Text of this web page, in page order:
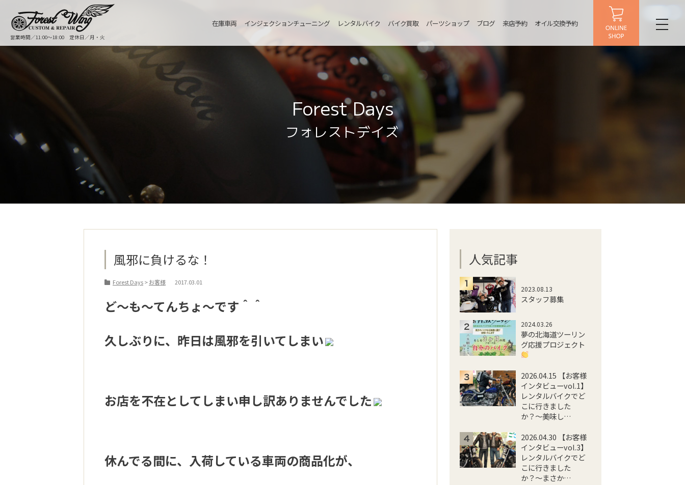
営業時間／11:00〜18:00 定休日／月・火
在庫車両 インジェクションチューニング レンタルバイク バイク買取 パーツショップ ブログ 来店予約 オイル交換予約
Forest Days
フォレストデイズ
風邪に負けるな！
Forest Days>お客様 2017.03.01
ど～も～てんちょ～です＾＾
久しぶりに、昨日は風邪を引いてしまい
お店を不在としてしまい申し訳ありませんでした
休んでる間に、入荷している車両の商品化が、
人気記事
2023.08.13
スタッフ募集
2024.03.26
夢の北海道ツーリン
グ応援プロジェクト
2026.04.15 【お客様
インタビューvol.1】
レンタルバイクでど
こに行きました
か？〜美味し…
2026.04.30 【お客様
インタビューvol.3】
レンタルバイクでど
こに行きました
か？〜まさか…